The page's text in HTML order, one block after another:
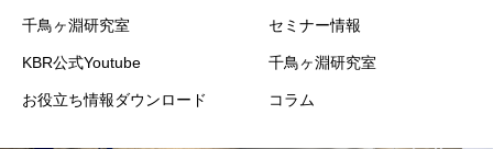
千鳥ヶ淵研究室
KBR公式Youtube
お役立ち情報ダウンロード
セミナー情報
千鳥ヶ淵研究室
コラム